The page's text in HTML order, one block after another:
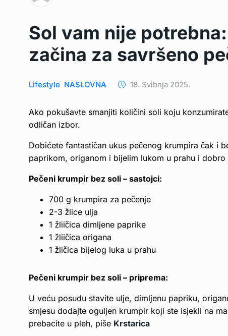
Sol vam nije
začina za savršeno
Lifestyle NASLOVNA 18. Svibnja 2025.
Ako pokušavte smanjiti količini soli koju
odličan izbor.
Dobićete fantastičan ukus pečenog krumpira čak i
paprikom, origanom i bijelim lukom u prahu i
Pečeni krumpir bez soli – sastojci:
700 g krumpira za pečenje
2-3 žlice ulja
1 žliičica dimljene paprike
1 žliičica origana
1 žličica bijelog luka u prahu
Pečeni krumpir bez soli – priprema:
U veću posudu stavite ulje, dimljenu papriku,
smjesu dodajte oguljen krumpir koji ste isjekli na
prebacite u pleh, piše Krstarica